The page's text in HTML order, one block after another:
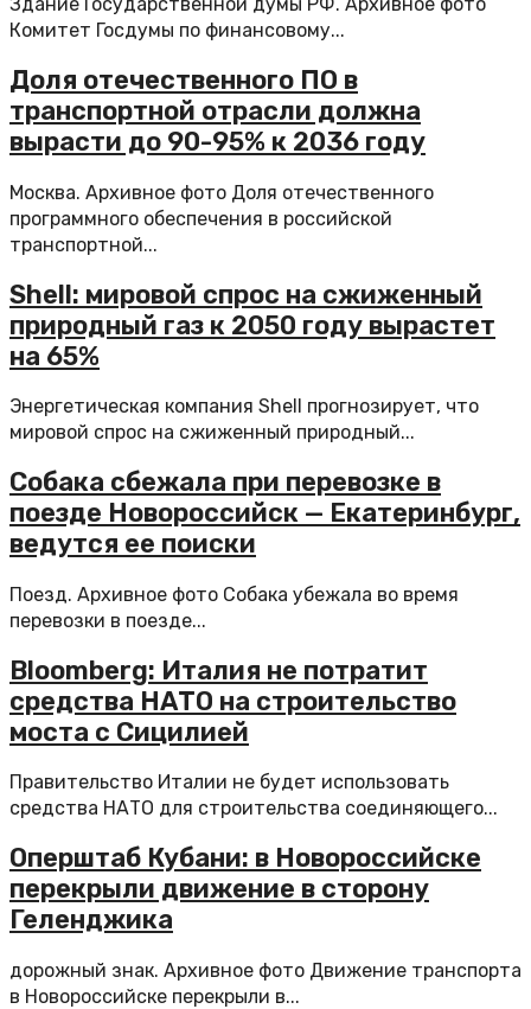
Комитет Госдумы по финансовому...
Доля отечественного ПО в
транспортной отрасли должна
вырасти до 90-95% к 2036 году
Москва. Архивное фото Доля отечественного
программного обеспечения в российской
транспортной...
Shell: мировой спрос на сжиженный
природный газ к 2050 году вырастет
на 65%
Энергетическая компания Shell прогнозирует, что
мировой спрос на сжиженный природный...
Собака сбежала при перевозке в
поезде Новороссийск — Екатеринбург,
ведутся ее поиски
Поезд. Архивное фото Собака убежала во время
перевозки в поезде...
Bloomberg: Италия не потратит
средства НАТО на строительство
моста с Сицилией
Правительство Италии не будет использовать
средства НАТО для строительства соединяющего...
Оперштаб Кубани: в Новороссийске
перекрыли движение в сторону
Геленджика
дорожный знак. Архивное фото Движение транспорта
в Новороссийске перекрыли в...